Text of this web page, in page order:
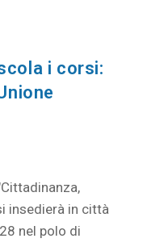
i corsi:
insedierà in città
nel polo di